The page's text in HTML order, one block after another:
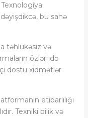
bu sahə
təhlükəsiz və
özləri də
dostu xidmətlər
etibarlılığı
Texniki bilik və